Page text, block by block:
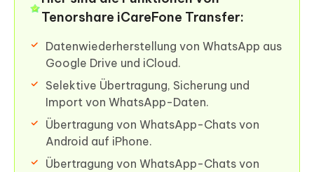
Tenorshare iCareFone Transfer:
Datenwiederherstellung von WhatsApp aus
Google Drive und iCloud.
Selektive Übertragung, Sicherung und
Import von WhatsApp-Daten.
Übertragung von WhatsApp-Chats von
Android auf iPhone.
Übertragung von WhatsApp-Chats von